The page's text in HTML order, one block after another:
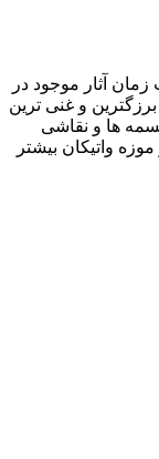
با گذشت زمان آثار موجود در
و غنی ترین
ها و نقاشی
واتیکان بیشتر